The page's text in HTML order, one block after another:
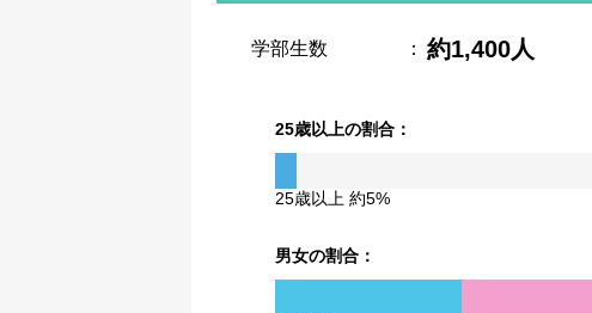
学部生数 ： 約1,400人
25歳以上の割合：
25歳以上 約5%
男女の割合：